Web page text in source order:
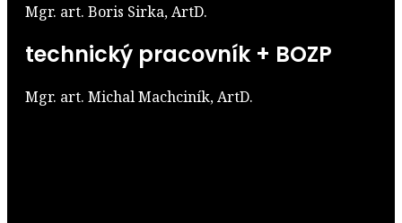
Mgr. art. Boris Sirka, ArtD.
technický pracovník + BOZP
Mgr. art. Michal Machciník, ArtD.